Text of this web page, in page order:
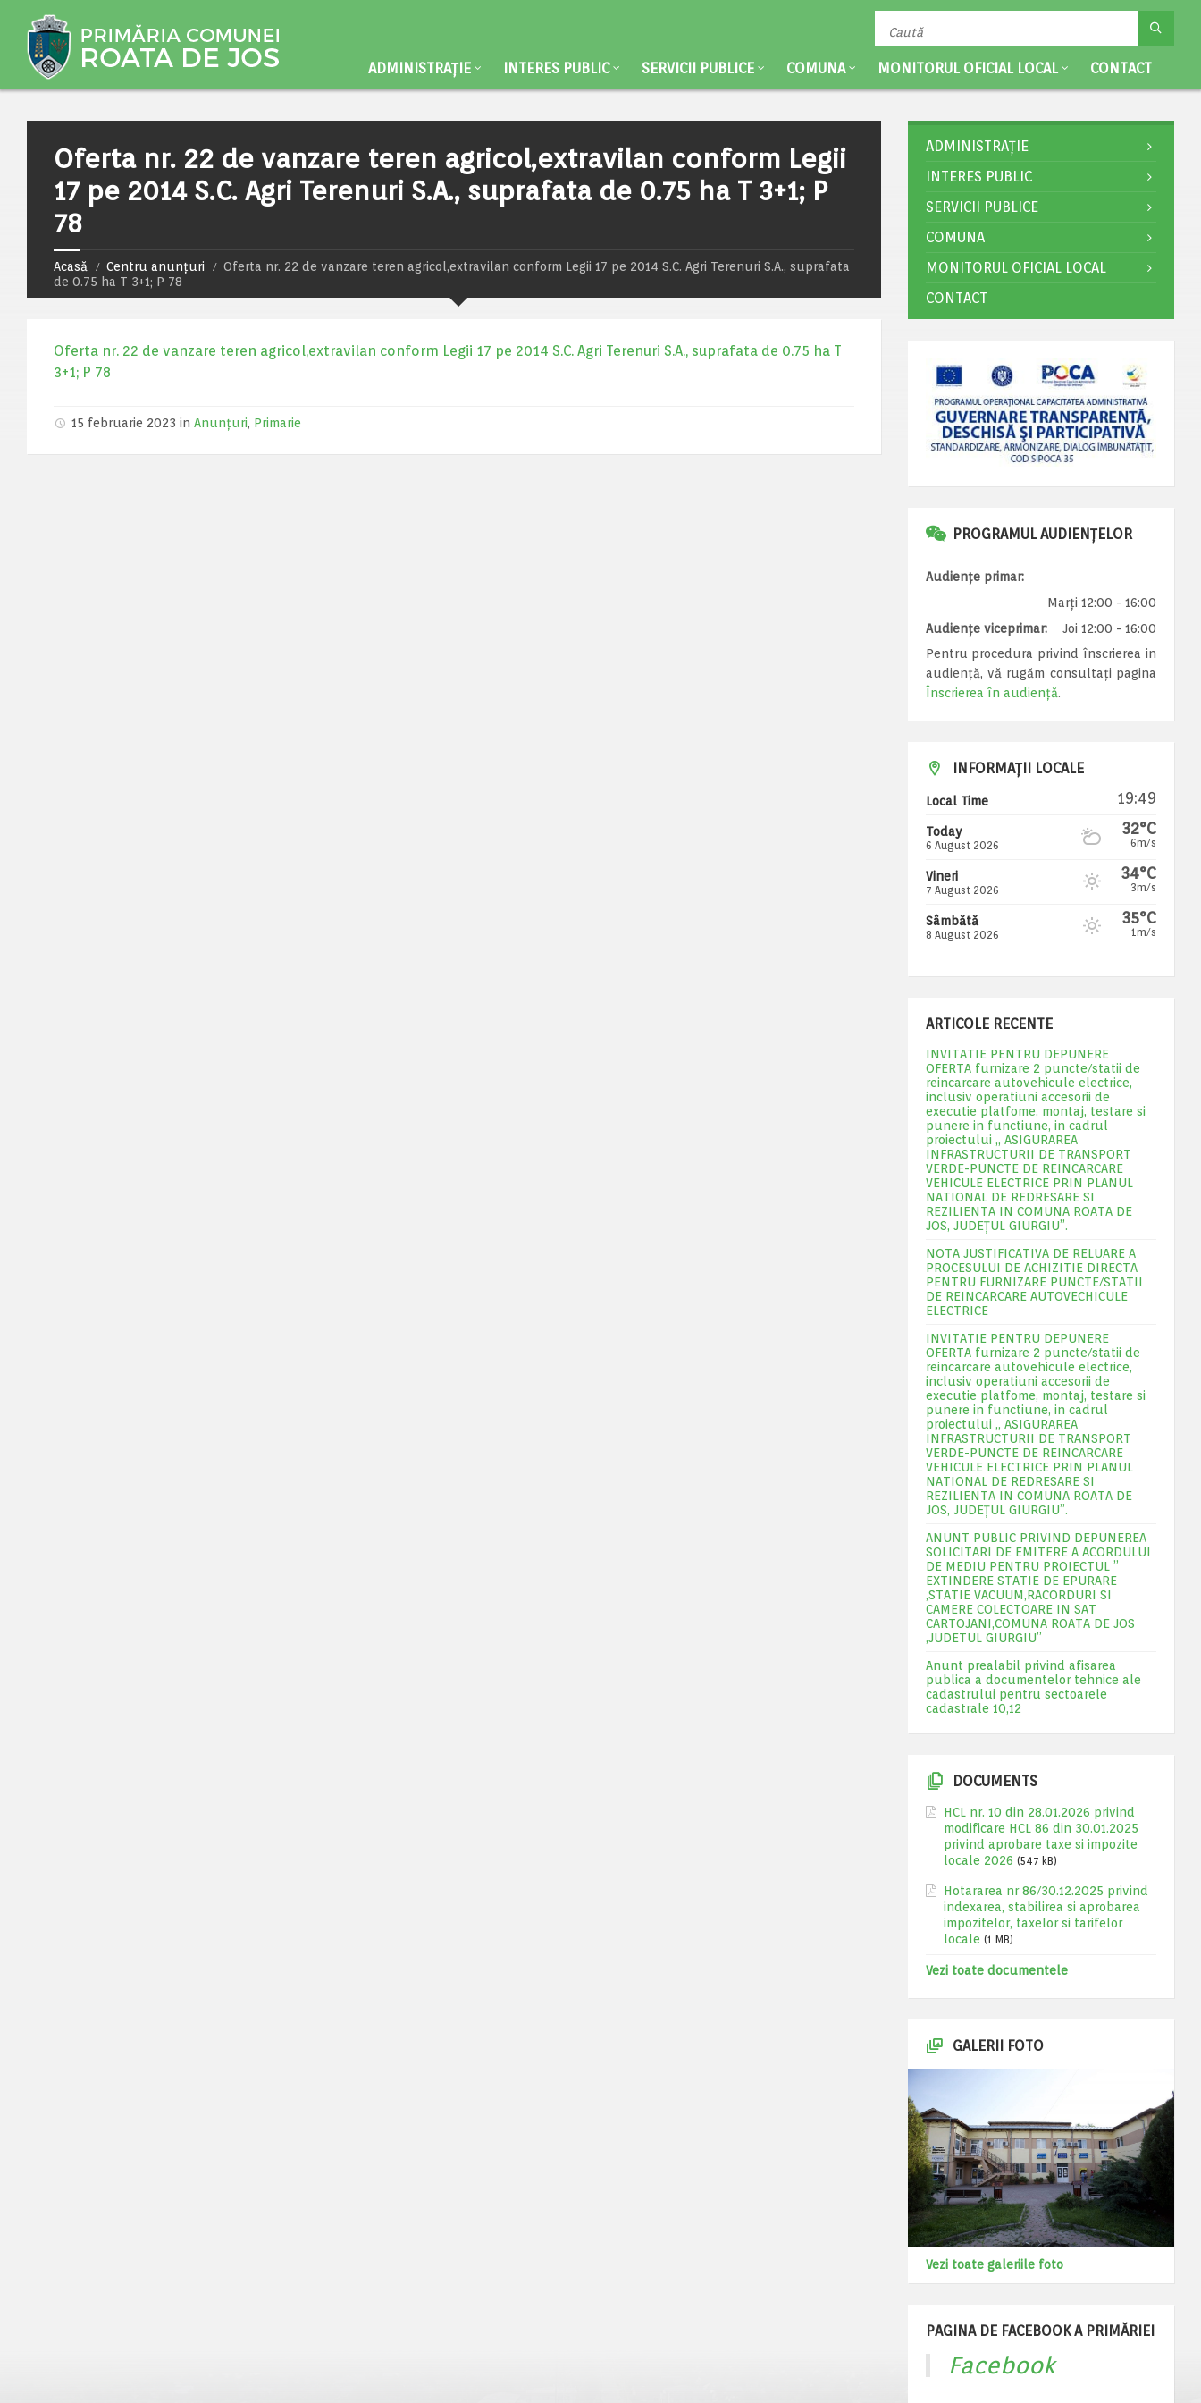
ADMINISTRAȚIE INTERES PUBLIC SERVICII PUBLICE COMUNA MONITORUL OFICIAL LOCAL CONTACT
Oferta nr. 22 de vanzare teren agricol,extravilan conform Legii
17 pe 2014 S.C. Agri Terenuri S.A., suprafata de 0.75 ha T 3+1; P
78
Acasă Centru anunțuri
Oferta nr. 22 de vanzare teren agricol,extravilan conform Legii 17 pe 2014 S.C. Agri Terenuri S.A., suprafata
de 0.75 ha T 3+1; P 78
Oferta nr. 22 de vanzare teren agricol,extravilan conform Legii 17 pe 2014 S.C. Agri Terenuri S.A., suprafata de 0.75 ha T
3+1; P 78
15 februarie 2023 in Anunțuri, Primarie
ADMINISTRAȚIE
INTERES PUBLIC
SERVICII PUBLICE
COMUNA
MONITORUL OFICIAL LOCAL
CONTACT
PROGRAMUL AUDIENȚELOR
Audiențe primar:
Marți 12:00 - 16:00
Audiențe viceprimar:
Joi 12:00 - 16:00
Pentru procedura privind înscrierea in
audiență, vă rugăm consultați pagina
Înscrierea în audiență.
INFORMAȚII LOCALE
Local Time 19:49
Today
6 August 2026
32°C
6m/s
Vineri
7 August 2026
34°C
3m/s
Sâmbătă
8 August 2026
35°C
1m/s
ARTICOLE RECENTE
INVITATIE PENTRU DEPUNERE
OFERTA furnizare 2 puncte/statii de
reincarcare autovehicule electrice,
inclusiv operatiuni accesorii de
executie platfome, montaj, testare si
punere in functiune, in cadrul
proiectului „ ASIGURAREA
INFRASTRUCTURII DE TRANSPORT
VERDE-PUNCTE DE REINCARCARE
VEHICULE ELECTRICE PRIN PLANUL
NATIONAL DE REDRESARE SI
REZILIENTA IN COMUNA ROATA DE
JOS, JUDEŢUL GIURGIU”.
NOTA JUSTIFICATIVA DE RELUARE A
PROCESULUI DE ACHIZITIE DIRECTA
PENTRU FURNIZARE PUNCTE/STATII
DE REINCARCARE AUTOVECHICULE
ELECTRICE
INVITATIE PENTRU DEPUNERE
OFERTA furnizare 2 puncte/statii de
reincarcare autovehicule electrice,
inclusiv operatiuni accesorii de
executie platfome, montaj, testare si
punere in functiune, in cadrul
proiectului „ ASIGURAREA
INFRASTRUCTURII DE TRANSPORT
VERDE-PUNCTE DE REINCARCARE
VEHICULE ELECTRICE PRIN PLANUL
NATIONAL DE REDRESARE SI
REZILIENTA IN COMUNA ROATA DE
JOS, JUDEŢUL GIURGIU”.
ANUNT PUBLIC PRIVIND DEPUNEREA
SOLICITARI DE EMITERE A ACORDULUI
DE MEDIU PENTRU PROIECTUL ”
EXTINDERE STATIE DE EPURARE
,STATIE VACUUM,RACORDURI SI
CAMERE COLECTOARE IN SAT
CARTOJANI,COMUNA ROATA DE JOS
,JUDETUL GIURGIU”
Anunt prealabil privind afisarea
publica a documentelor tehnice ale
cadastrului pentru sectoarele
cadastrale 10,12
DOCUMENTS
HCL nr. 10 din 28.01.2026 privind
modificare HCL 86 din 30.01.2025
privind aprobare taxe si impozite
locale 2026 (547 kB)
Hotararea nr 86/30.12.2025 privind
indexarea, stabilirea si aprobarea
impozitelor, taxelor si tarifelor
locale (1 MB)
Vezi toate documentele
GALERII FOTO
Vezi toate galeriile foto
PAGINA DE FACEBOOK A PRIMĂRIEI
Facebook